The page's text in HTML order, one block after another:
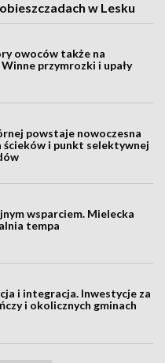
w Lesku
owoców także na
przymrozki i upały
powstaje nowoczesna
ścieków i punkt selektywnej
wsparciem. Mielecka
tempa
i integracja. Inwestycje za
i okolicznych gminach